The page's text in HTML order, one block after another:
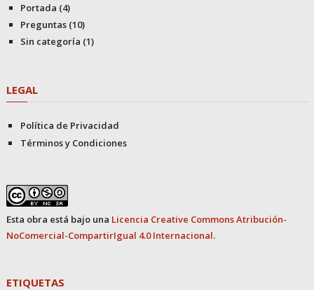
Portada (4)
Preguntas(10)
Sin categoría (1)
LEGAL
Política de Privacidad
Términos y Condiciones
Esta obra está bajo una Licencia Creative Commons Atribución-
NoComercial-CompartirIgual 4.0 Internacional.
ETIQUETAS